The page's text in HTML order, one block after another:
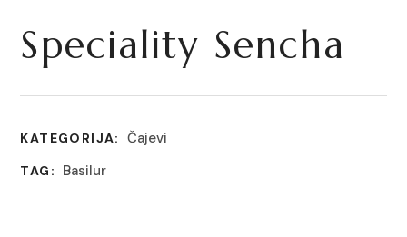
Speciality Sencha
KATEGORIJA: Čajevi
TAG: Basilur